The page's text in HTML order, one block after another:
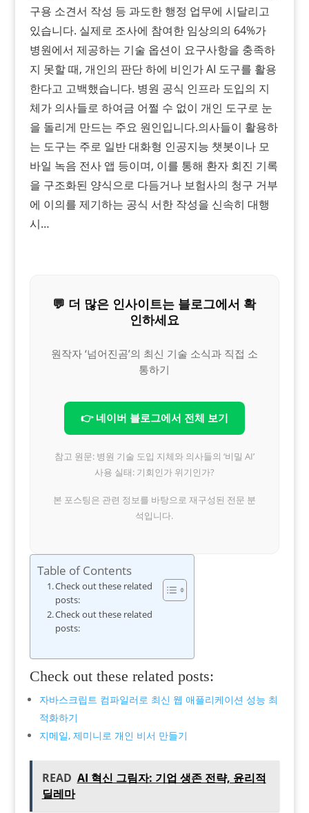
구용 소견서 작성 등 과도한 행정 업무에 시달리고
있습니다. 실제로 조사에 참여한 임상의의 64%가
병원에서 제공하는 기술 옵션이 요구사항을 충족하
지 못할 때, 개인의 판단 하에 비인가 AI 도구를 활용
한다고 고백했습니다. 병원 공식 인프라 도입의 지
체가 의사들로 하여금 어쩔 수 없이 개인 도구로 눈
을 돌리게 만드는 주요 원인입니다.​의사들이 활용하
는 도구는 주로 일반 대화형 인공지능 챗봇이나 모
바일 녹음 전사 앱 등이며, 이를 통해 환자 회진 기록
을 구조화된 양식으로 다듬거나 보험사의 청구 거부
에 이의를 제기하는 공식 서한 작성을 신속히 대행
시…
💬 더 많은 인사이트는 블로그에서 확
인하세요
원작자 ‘넘어진곰’의 최신 기술 소식과 직접 소
통하기
👉 네이버 블로그에서 전체 보기
참고 원문: 병원 기술 도입 지체와 의사들의 ‘비밀 AI’
사용 실태: 기회인가 위기인가?
본 포스팅은 관련 정보를 바탕으로 재구성된 전문 분
석입니다.
Table of Contents
Check out these related
posts:
Check out these related
posts:
Check out these related posts:
자바스크립트 컴파일러로 최신 웹 애플리케이션 성능 최
적화하기
지메일, 제미니로 개인 비서 만들기
READ AI 혁신 그림자: 기업 생존 전략, 윤리적
딜레마